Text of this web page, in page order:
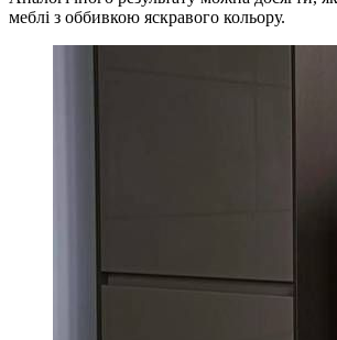
меблі з оббивкою яскравого кольору.